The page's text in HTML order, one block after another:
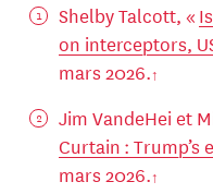
Shelby Talcott, «
on interceptors,
mars 2026.
Jim VandeHei et
Curtain : Trump’s
mars 2026.